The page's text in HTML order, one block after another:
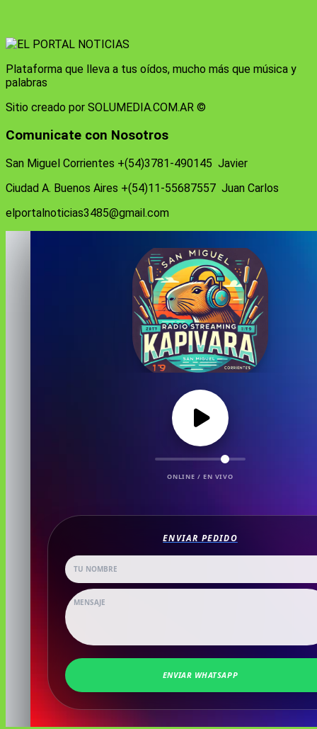
Plataforma que lleva a tus oídos, mucho más que música y
palabras
Sitio creado por SOLUMEDIA.COM.AR ©
Comunicate con Nosotros
San Miguel Corrientes +(54)3781-490145 Javier
Ciudad A. Buenos Aires +(54)11-55687557 Juan Carlos
elportalnoticias3485@gmail.com